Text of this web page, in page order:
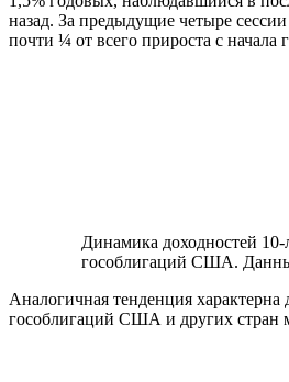
назад. За предыдущие четыре
почти ¼ от всего прироста с начала
Динамика доходностей 10-
гособлигаций США.
Аналогичная тенденция характерна
гособлигаций США и других стран